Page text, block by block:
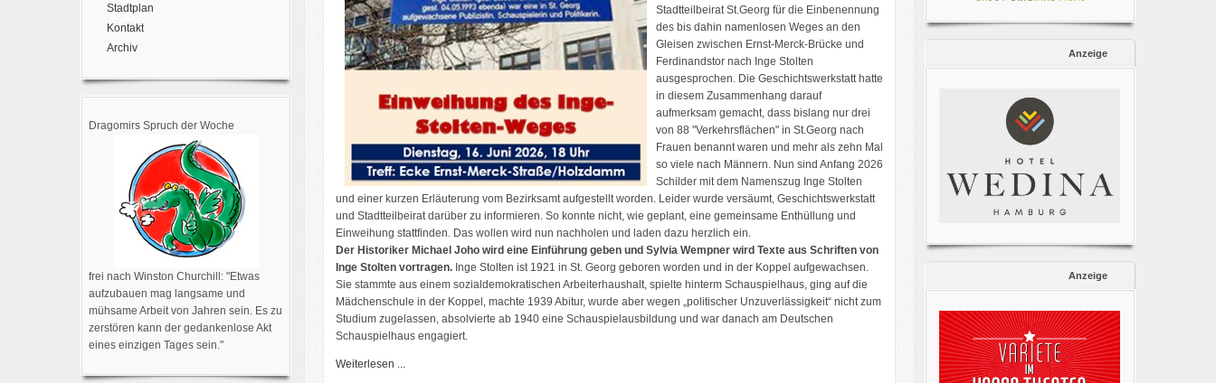
Stadtplan
Kontakt
Archiv
Dragomirs Spruch der Woche
frei nach Winston Churchill: "Etwas
aufzubauen mag langsame und
mühsame Arbeit von Jahren sein. Es zu
zerstören kann der gedankenlose Akt
eines einzigen Tages sein."
Stadtteilbeirat St.Georg für die Einbenennung
des bis dahin namenlosen Weges an den
Gleisen zwischen Ernst-Merck-Brücke und
Ferdinandstor nach Inge Stolten
ausgesprochen. Die Geschichtswerkstatt hatte
in diesem Zusammenhang darauf
aufmerksam gemacht, dass bislang nur drei
von 88 "Verkehrsflächen" in St.Georg nach
Frauen benannt waren und mehr als zehn Mal
so viele nach Männern. Nun sind Anfang 2026
Schilder mit dem Namenszug Inge Stolten
und einer kurzen Erläuterung vom Bezirksamt aufgestellt worden. Leider wurde versäumt, Geschichtswerkstatt
und Stadtteilbeirat darüber zu informieren. So konnte nicht, wie geplant, eine gemeinsame Enthüllung und
Einweihung stattfinden. Das wollen wird nun nachholen und laden dazu herzlich ein.
Der Historiker Michael Joho wird eine Einführung geben und Sylvia Wempner wird Texte aus Schriften von
Inge Stolten vortragen.Inge Stolten ist 1921 in St. Georg geboren worden und in der Koppel aufgewachsen.
Sie stammte aus einem sozialdemokratischen Arbeiterhaushalt, spielte hinterm Schauspielhaus, ging auf die
Mädchenschule in der Koppel, machte 1939 Abitur, wurde aber wegen „politischer Unzuverlässigkeit“ nicht zum
Studium zugelassen, absolvierte ab 1940 eine Schauspielausbildung und war danach am Deutschen
Schauspielhaus engagiert.
Weiterlesen ...
Anzeige
Anzeige